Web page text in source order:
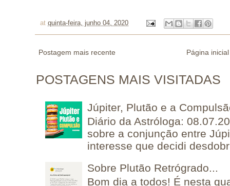
at quinta-feira, junho 04, 2020
Postagem mais recente Página inicial
POSTAGENS MAIS VISITADAS
Júpiter, Plutão e a
Diário da Astróloga:
sobre a conjunção entre
interesse que decidi
Sobre Plutão Retrógrado...
Bom dia a todos! É nesta